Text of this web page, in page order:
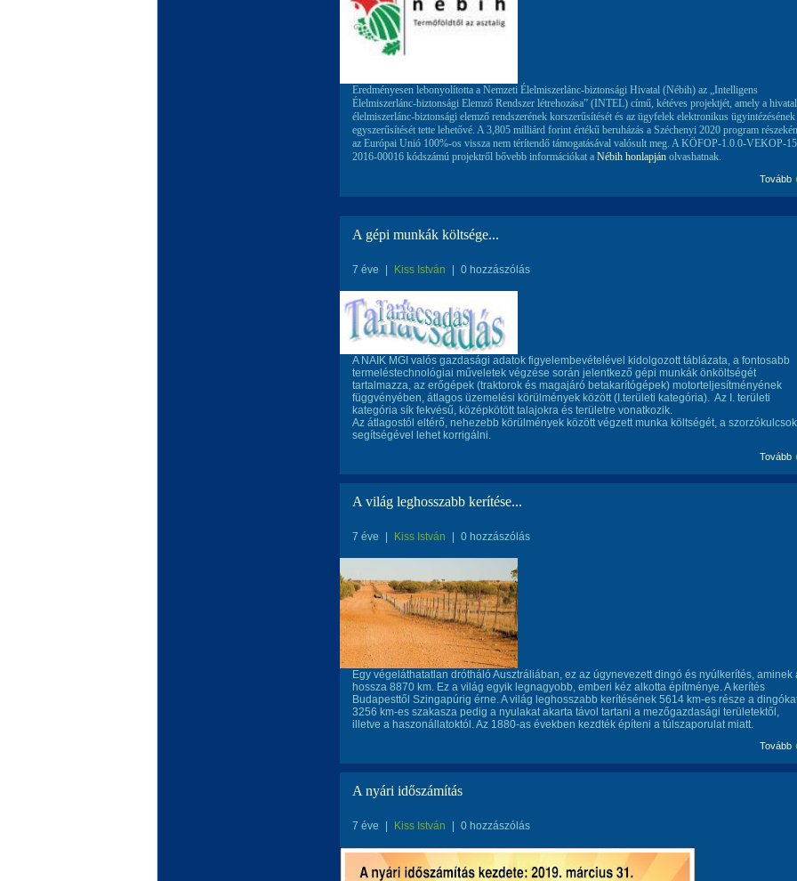
Eredményesen lebonyolította a Nemzeti Élelmiszerlánc-biztonsági Hivatal (Nébih) az „Intelligens
Élelmiszerlánc-biztonsági Elemző Rendszer létrehozása” (INTEL) című, kétéves projektjét, amely a hivatal
élelmiszerlánc-biztonsági elemző rendszerének korszerűsítését és az ügyfelek elektronikus ügyintézésének
egyszerűsítését tette lehetővé. A 3,805 milliárd forint értékű beruházás a Széchenyi 2020 program
az Európai Unió 100%-os vissza nem térítendő támogatásával valósult meg. A KÖFOP-1.0.0-VEKOP-
2016-00016 kódszámú projektről bővebb információkat a Nébih honlapján olvashatnak.
Tovább
A gépi munkák költsége...
7 éve Kiss István 0 hozzászólás
A NAIK MGI valós gazdasági adatok figyelembevételével kidolgozott táblázata, a fontosabb
termeléstechnológiai műveletek végzése során jelentkező gépi munkák önköltségét
tartalmazza, az erőgépek (traktorok és magajáró betakarítógépek) motorteljesítményének
függvényében, átlagos üzemelési körülmények között (I.területi kategória). Az I. területi
kategória sík fekvésű, középkötött talajokra és területre vonatkozik.
Az átlagostól eltérő, nehezebb körülmények között végzett munka költségét, a szorzókulcsok
segítségével lehet korrigálni.
Tovább
A világ leghosszabb kerítése...
7 éve Kiss István 0 hozzászólás
Egy végeláthatatlan drótháló Ausztráliában, ez az úgynevezett dingó és nyúlkerítés, aminek
hossza 8870 km. Ez a világ egyik legnagyobb, emberi kéz alkotta építménye. A kerítés
Budapesttől Szingapúrig érne. A világ leghosszabb kerítésének 5614 km-es része a
3256 km-es szakasza pedig a nyulakat akarta távol tartani a mezőgazdasági területektől,
illetve a haszonállatoktól. Az 1880-as években kezdték építeni a túlszaporulat miatt.
Tovább
A nyári időszámítás
7 éve Kiss István 0 hozzászólás